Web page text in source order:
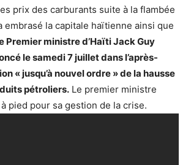
prix des carburants suite à la flambée
embrasé la capitale haïtienne ainsi que
Premier ministre d’Haïti Jack Guy
le samedi 7 juillet dans l’après-
« jusqu’à nouvel ordre » de la hausse
pétroliers. Le premier ministre
pied pour sa gestion de la crise.